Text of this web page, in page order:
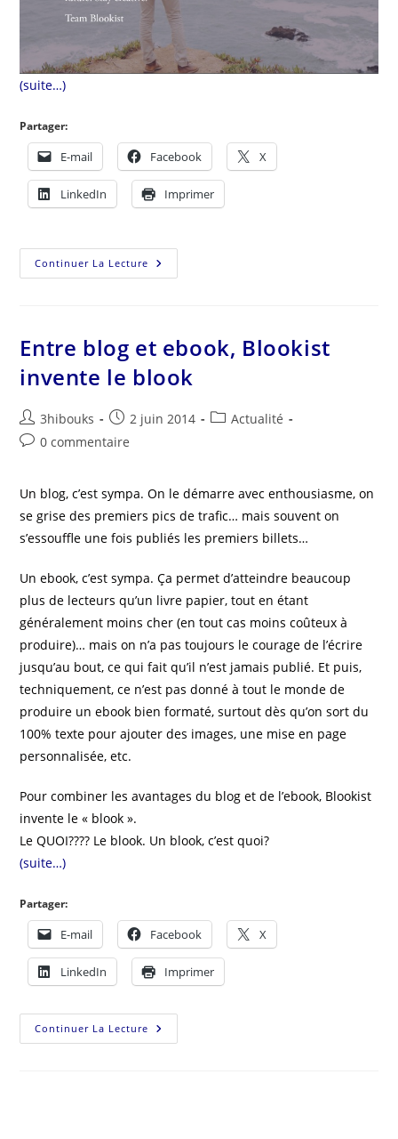
(suite…)
Partager:
E-mail Facebook X
LinkedIn Imprimer
Continuer La Lecture
Entre blog et ebook, Blookist
invente le blook
3hibouks 2 juin 2014
Actualité
0 commentaire
Un blog, c’est sympa. On le démarre avec enthousiasme, on
se grise des premiers pics de trafic… mais souvent on
s’essouffle une fois publiés les premiers billets…
Un ebook, c’est sympa. Ça permet d’atteindre beaucoup
plus de lecteurs qu’un livre papier, tout en étant
généralement moins cher (en tout cas moins coûteux à
produire)… mais on n’a pas toujours le courage de l’écrire
jusqu’au bout, ce qui fait qu’il n’est jamais publié. Et puis,
techniquement, ce n’est pas donné à tout le monde de
produire un ebook bien formaté, surtout dès qu’on sort du
100% texte pour ajouter des images, une mise en page
personnalisée, etc.
Pour combiner les avantages du blog et de l’ebook, Blookist
invente le « blook ».
Le QUOI???? Le blook. Un blook, c’est quoi?
(suite…)
Partager:
E-mail Facebook X
LinkedIn Imprimer
Continuer La Lecture